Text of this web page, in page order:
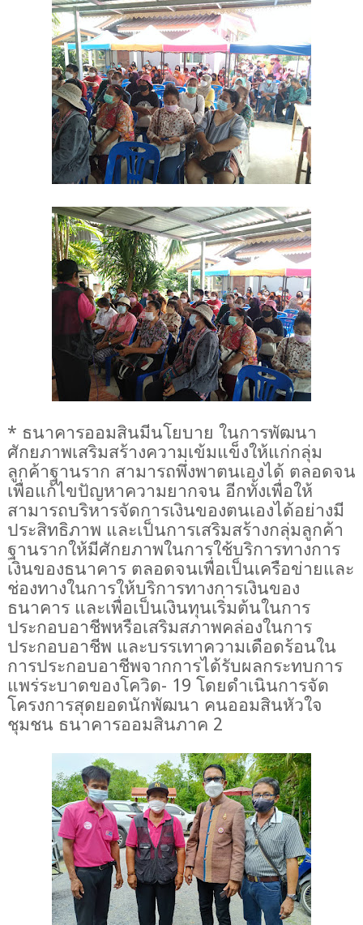
* ธนาคารออมสินมีนโยบาย ในการพัฒนา
ศักยภาพเสริมสร้างความเข้มแข็งให้แก่กลุ่ม
ลูกค้าฐานราก สามารถพึ่งพาตนเองได้ ตลอดจน
เพื่อแก้ไขปัญหาความยากจน อีกทั้งเพื่อให้
สามารถบริหารจัดการเงินของตนเองได้อย่างมี
ประสิทธิภาพ และเป็นการเสริมสร้างกลุ่มลูกค้า
ฐานรากให้มีศักยภาพในการใช้บริการทางการ
เงินของธนาคาร ตลอดจนเพื่อเป็นเครือข่ายและ
ช่องทางในการให้บริการทางการเงินของ
ธนาคาร และเพื่อเป็นเงินทุนเริ่มต้นในการ
ประกอบอาชีพหรือเสริมสภาพคล่องในการ
ประกอบอาชีพ และบรรเทาความเดือดร้อนใน
การประกอบอาชีพจากการได้รับผลกระทบการ
แพร่ระบาดของโควิด- 19 โดยดำเนินการจัด
โครงการสุดยอดนักพัฒนา คนออมสินหัวใจ
ชุมชน ธนาคารออมสินภาค 2